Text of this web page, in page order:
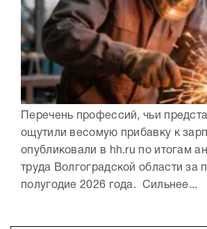
Перечень профессий, чьи
ощутили весомую прибавку к
опубликовали в hh.ru по итогам
труда Волгоградской области за
полугодие 2026 года. Сильнее...